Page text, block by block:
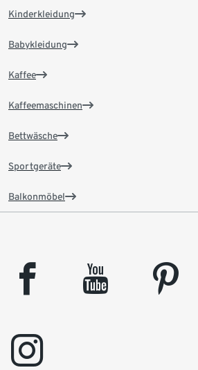
Kinderkleidung
Babykleidung
Kaffee
Kaffeemaschinen
Bettwäsche
Sportgeräte
Balkonmöbel
facebook youtube pinterest
instagram